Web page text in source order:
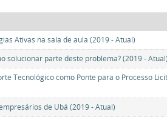
Ativas na sala de aula (2019 - Atual)
solucionar parte deste problema? (2019 - Atual)
Tecnológico como Ponte para o Processo
de Ubá (2019 - Atual)